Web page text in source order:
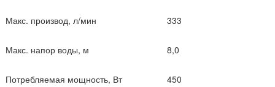
Макс. производ, л/мин 333
Макс. напор воды, м 8,0
Потребляемая мощность, Вт 450